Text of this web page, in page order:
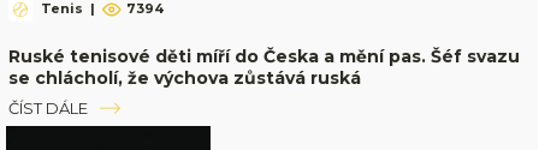
Tenis | 7394
Ruské tenisové děti míří do Česka a mění pas. Šéf svazu
se chlácholí, že výchova zůstává ruská
ČÍST DÁLE